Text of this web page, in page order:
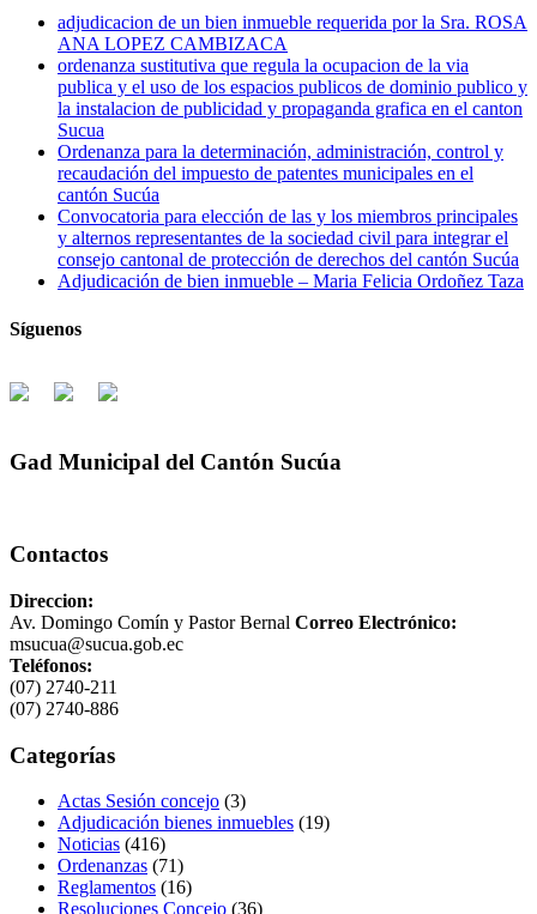
adjudicacion de un bien inmueble requerida por la Sra. ROSA
ANA LOPEZ CAMBIZACA
ordenanza sustitutiva que regula la ocupacion de la via
publica y el uso de los espacios publicos de dominio publico y
la instalacion de publicidad y propaganda grafica en el canton
Sucua
Ordenanza para la determinación, administración, control y
recaudación del impuesto de patentes municipales en el
cantón Sucúa
Convocatoria para elección de las y los miembros principales
y alternos representantes de la sociedad civil para integrar el
consejo cantonal de protección de derechos del cantón Sucúa
Adjudicación de bien inmueble – Maria Felicia Ordoñez Taza
Síguenos
Gad Municipal del Cantón Sucúa
Contactos
Direccion:
Av. Domingo Comín y Pastor Bernal Correo Electrónico:
msucua@sucua.gob.ec
Teléfonos:
(07) 2740-211
(07) 2740-886
Categorías
Actas Sesión concejo (3)
Adjudicación bienes inmuebles (19)
Noticias (416)
Ordenanzas (71)
Reglamentos (16)
Resoluciones Concejo (36)